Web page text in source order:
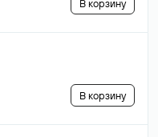
В корзину
В корзину